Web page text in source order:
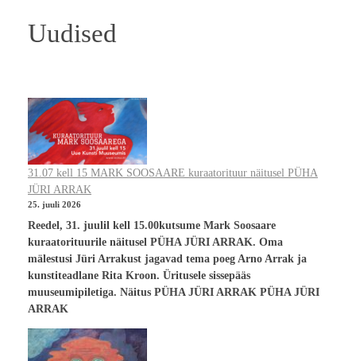
Uudised
31.07 kell 15 MARK SOOSAARE kuraatorituur näitusel PÜHA
JÜRI ARRAK
25. juuli 2026
Reedel, 31. juulil kell 15.00kutsume Mark Soosaare
kuraatorituurile näitusel PÜHA JÜRI ARRAK. Oma
mälestusi Jüri Arrakust jagavad tema poeg Arno Arrak ja
kunstiteadlane Rita Kroon. Üritusele sissepääs
muuseumipiletiga. Näitus PÜHA JÜRI ARRAK PÜHA JÜRI
ARRAK